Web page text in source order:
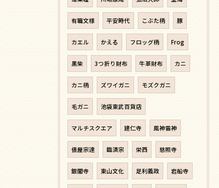
有職文様 平安時代 こぶた柄 豚
カエル かえる フロッグ柄 Frog
黒柴 3つ折り財布 牛革財布 カニ
カニ柄 ズワイガニ モズクガニ
毛ガニ 池袋東武百貨店
マルチスクエア 建仁寺 風神雷神
俵屋宗達 臨済宗 栄西 慈照寺
銀閣寺 東山文化 足利義政 岩船寺